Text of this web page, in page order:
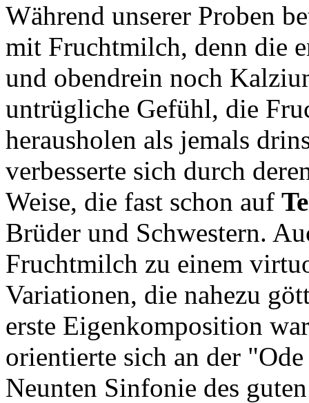
Während unserer Proben
mit Fruchtmilch, denn die
und obendrein noch
untrügliche Gefühl, die
herausholen als jemals
verbesserte sich durch
Weise, die fast schon auf
Brüder und Schwestern.
Fruchtmilch zu einem
Variationen, die nahezu
erste Eigenkomposition
orientierte sich an der
Neunten Sinfonie des